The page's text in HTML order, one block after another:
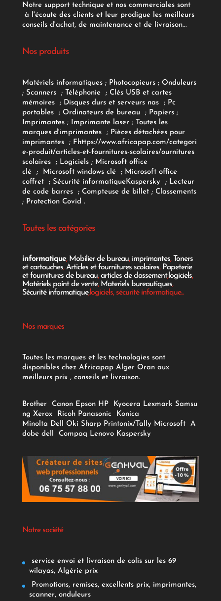
Notre support technique et nos commerciales sont
à l'écoute des clients et leur prodigue les meilleurs
conseils d'achat, de maintenance et de livraison...
Nos produits
Matériels informatiques; Photocopieurs; Onduleurs
; Scanners ; Téléphonie ; Clés USB et cartes
mémoires
; Disques durs et serveurs nas ; Pc
portables
; Ordinateurs de bureau ; Papiers;
Imprimantes;Imprimante laser; Toutes les
marques d'imprimantes
; Pièces détachées pour
imprimantes
; Fhttps://www.africapap.com/categori
e-produit/articles-et-fournitures-scolaires/ournitures
scolaires; Logiciels ; Microsoft office
clé
; Microsoft windows clé; Microsoft office
coffret ; Sécurité informatiqueKaspersky ; Lecteur
de code barres
; Compteuse de billet; Classements
; Protection Covid .
Toutes les catégories
informatique, Mobilier de bureau, imprimantes, Toners
et cartouches,Articles et fournitures scolaires, Papeterie
et fournitures de bureau,articles de classement,logiciels,
Matériels point de vente, Materiels bureautiques,
Sécurité informatique,logiciels, sécurité informatique...
Nos marques
Toutes les marques et les technologies sont
disponibles chez Africapap Alger Oran aux
meilleurs prix , conseils et livraison.
Brother Canon Epson HP Kyocera Lexmark Samsu
ng Xerox Ricoh Panasonic
Konica
Minolta Dell Oki Sharp Printonix/Tally Microsoft
A
dobe dell Compaq Lenovo Kaspersky
Notre société
service envoi et livraison de colis sur les 69
wilayas, Algérie prix
Promotions, remises, excellents prix, imprimantes,
scanner, onduleurs